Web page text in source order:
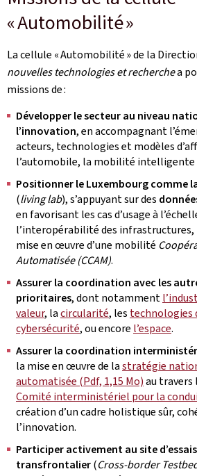
« Automobilité »
La cellule « Automobilité » de la
nouvelles technologies et recherchea
missions de :
Développer le secteur au niveau
l’innovation, en accompagnant
acteurs, technologies et modèles
l’automobile, la mobilité intelligente
Positionner le Luxembourg comme
(living lab), s’appuyant sur des
en favorisant les cas d’usage à
l’interopérabilité des
mise en œuvre d’une mobilité
Automatisée (CCAM).
Assurer la coordination avec les
prioritaires, dont notamment
valeur, lacircularité, les technologies
cybersécurité, ou encore l’espace.
Assurer la coordination
la mise en œuvre de lastratégie
automatisée (Pdf, 1,15 Mo)au travers
Comité interministériel pour la
création d’un cadre holistique sûr,
l’innovation.
Participer activement au site
transfrontalier(Cross‑border